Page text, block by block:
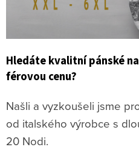
Hledáte kvalitní pánské
férovou cenu?
Našli a vyzkoušeli jsme
od italského výrobce s
20 Nodi.